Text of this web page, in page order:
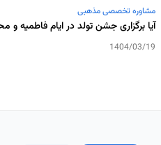
مشاوره تخصصی مذهبی
آیا برگزاری جشن تولد در ایام فاطمیه و
1404/03/19